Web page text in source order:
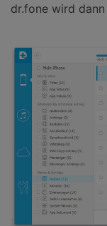
dr.fone wird